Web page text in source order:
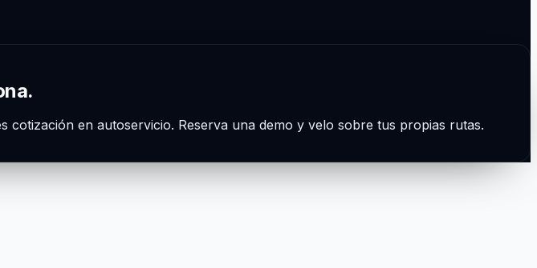
en autoservicio. Reserva una demo y velo sobre tus propias rutas.